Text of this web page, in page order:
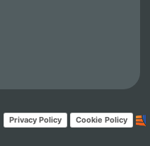
Privacy Policy Cookie Policy